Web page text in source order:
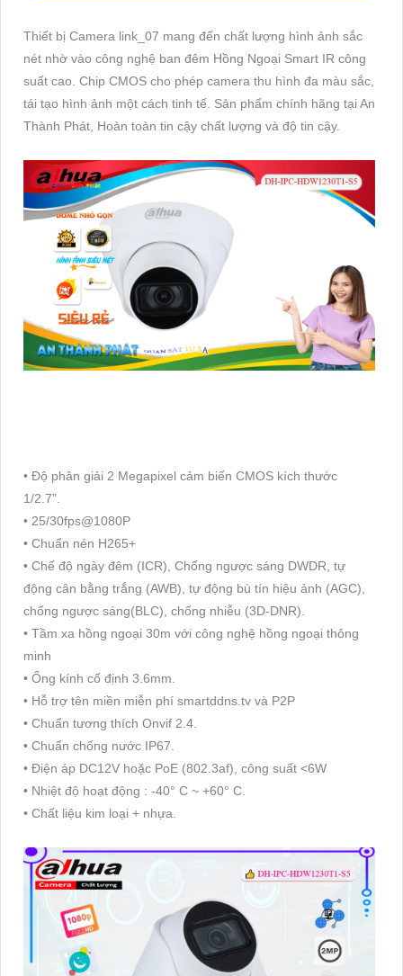
Thiết bị Camera link_07 mang đến chất lượng hình ảnh sắc
nét nhờ vào công nghệ ban đêm Hồng Ngoại Smart IR công
suất cao. Chip CMOS cho phép camera thu hình đa màu sắc,
tái tạo hình ảnh một cách tinh tế. Sản phẩm chính hãng tại An
Thành Phát, Hoàn toàn tin cậy chất lượng và độ tin cậy.
• Độ phân giải 2 Megapixel cảm biến CMOS kích thước
1/2.7”.
• 25/30fps@1080P
• Chuẩn nén H265+
• Chế độ ngày đêm (ICR), Chống ngược sáng DWDR, tự
động cân bằng trắng (AWB), tự động bù tín hiệu ảnh (AGC),
chống ngược sáng(BLC), chống nhiễu (3D-DNR).
• Tầm xa hồng ngoại 30m với công nghệ hồng ngoại thông
minh
• Ống kính cố định 3.6mm.
• Hỗ trợ tên miền miễn phí smartddns.tv và P2P
• Chuẩn tương thích Onvif 2.4.
• Chuẩn chống nước IP67.
• Điện áp DC12V hoặc PoE (802.3af), công suất <6W
• Nhiệt độ hoạt động : -40° C ~ +60° C.
• Chất liệu kim loại + nhựa.